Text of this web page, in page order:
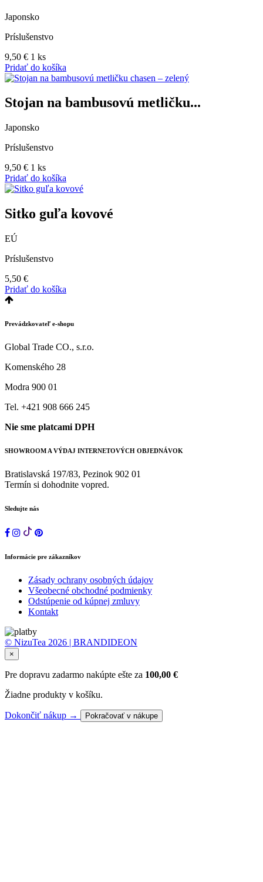
Japonsko
Príslušenstvo
9,50 € 1 ks
Pridať do košíka
Stojan na bambusovú metličku...
Japonsko
Príslušenstvo
9,50 € 1 ks
Pridať do košíka
Sitko guľa kovové
EÚ
Príslušenstvo
5,50 €
Pridať do košíka
Prevádzkovateľ e-shopu
Global Trade CO., s.r.o.
Komenského 28
Modra 900 01
Tel. +421 908 666 245
Nie sme platcami DPH
SHOWROOM A VÝDAJ INTERNETOVÝCH OBJEDNÁVOK
Bratislavská 197/83, Pezinok 902 01
Termín si dohodnite vopred.
Sledujte nás
Informácie pre zákazníkov
Zásady ochrany osobných údajov
Všeobecné obchodné podmienky
Odstúpenie od kúpnej zmluvy
Kontakt
© NizuTea 2026 | BRANDIDEON
×
Pre dopravu zadarmo nakúpte ešte za 100,00 €
Žiadne produkty v košíku.
Dokončiť nákup → Pokračovať v nákupe